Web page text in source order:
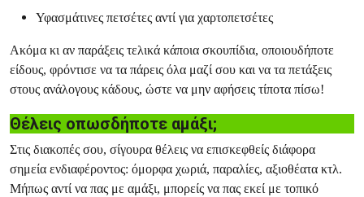
Υφασμάτινες πετσέτες αντί για χαρτοπετσέτες
Ακόμα κι αν παράξεις τελικά κάποια σκουπίδια, οποιουδήποτε
είδους, φρόντισε να τα πάρεις όλα μαζί σου και να τα πετάξεις
στους ανάλογους κάδους, ώστε να μην αφήσεις τίποτα πίσω!
Θέλεις οπωσδήποτε αμάξι;
Στις διακοπές σου, σίγουρα θέλεις να επισκεφθείς διάφορα
σημεία ενδιαφέροντος: όμορφα χωριά, παραλίες, αξιοθέατα κτλ.
Μήπως αντί να πας με αμάξι, μπορείς να πας εκεί με τοπικό